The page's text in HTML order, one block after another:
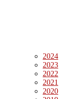
2024
2023
2022
2021
2020